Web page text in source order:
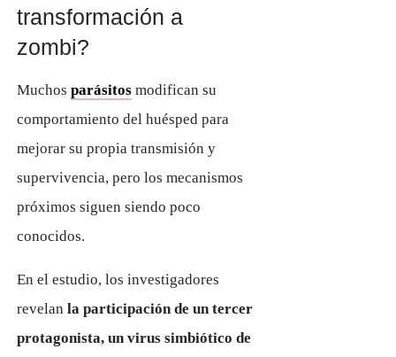
transformación a
zombi?
Muchos parásitosmodifican su
comportamiento del huésped para
mejorar su propia transmisión y
supervivencia, pero los mecanismos
próximos siguen siendo poco
conocidos.
En el estudio, los investigadores
revelan la participación de un tercer
protagonista, un virus simbiótico de